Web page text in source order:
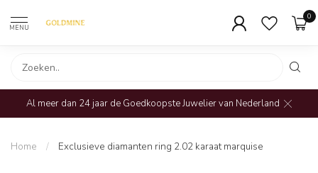
MENU
0
Al meer dan 24 jaar de Goedkoopste Juwelier van Nederland
Home / Exclusieve diamanten ring 2.02 karaat marquise